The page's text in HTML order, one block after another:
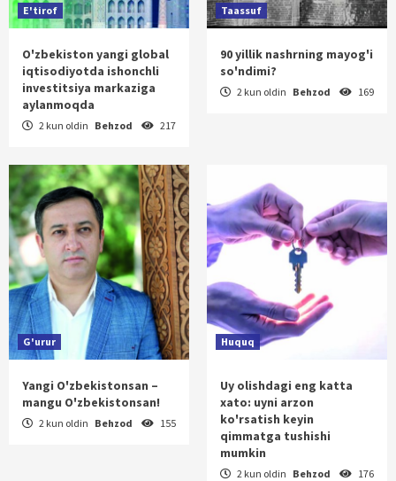
E'tirof
O'zbekiston yangi global
iqtisodiyotda ishonchli
investitsiya markaziga
aylanmoqda
2 kun oldin Behzod 217
Taassuf
90 yillik nashrning mayog'i
so'ndimi?
2 kun oldin Behzod 169
G'urur
Yangi O'zbekistonsan –
mangu O'zbekistonsan!
2 kun oldin Behzod 155
Huquq
Uy olishdagi eng katta
xato: uyni arzon
ko'rsatish keyin
qimmatga tushishi
mumkin
2 kun oldin Behzod 176